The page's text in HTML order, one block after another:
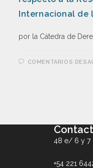
Internacional de
por la Cátedra de
COMENTARIOS
48 e/ 6 y 7
+54 221